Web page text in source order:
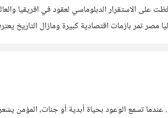
على الاستقرار الدبلوماسي لعقود في افريقيا
تمر بازمات اقتصادية كبيرة ومازال التاريخ
تسمع الوعود بحياة أبدية أو جنات، المؤمن